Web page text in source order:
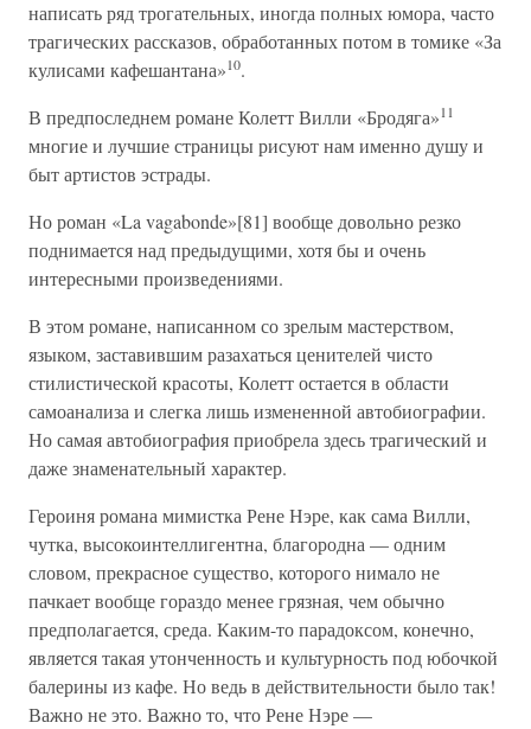
написать ряд трогательных, иногда полных юмора, часто
трагических рассказов, обработанных потом в томике «За
кулисами кафешантана»10.
В предпоследнем романе Колетт Вилли «Бродяга»11
многие и лучшие страницы рисуют нам именно душу и
быт артистов эстрады.
Но роман «La vagabonde»[81] вообще довольно резко
поднимается над предыдущими, хотя бы и очень
интересными произведениями.
В этом романе, написанном со зрелым мастерством,
языком, заставившим разахаться ценителей чисто
стилистической красоты, Колетт остается в области
самоанализа и слегка лишь измененной автобиографии.
Но самая автобиография приобрела здесь трагический и
даже знаменательный характер.
Героиня романа мимистка Рене Нэре, как сама Вилли,
чутка, высокоинтеллигентна, благородна — одним
словом, прекрасное существо, которого нимало не
пачкает вообще гораздо менее грязная, чем обычно
предполагается, среда. Каким-то парадоксом, конечно,
является такая утонченность и культурность под юбочкой
балерины из кафе. Но ведь в действительности было так!
Важно не это. Важно то, что Рене Нэре —